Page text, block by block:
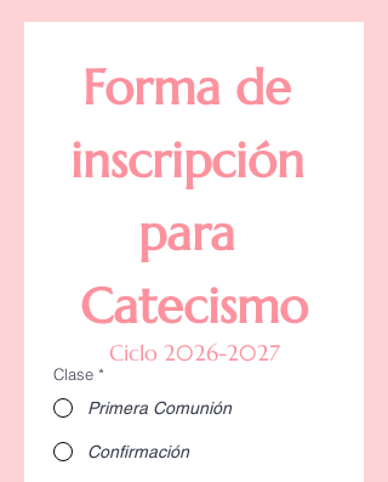
Forma de
inscripción
para
Catecismo
Ciclo 2026-2027
Clase *
Primera Comunión
Confirmación